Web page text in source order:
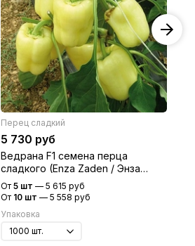
Перец сладкий
5 730 руб
Ведрана F1 семена перца
сладкого (Enza Zaden / Энза
Заден)
От5 шт —5 615 руб
От 10 шт —5 558 руб
Упаковка